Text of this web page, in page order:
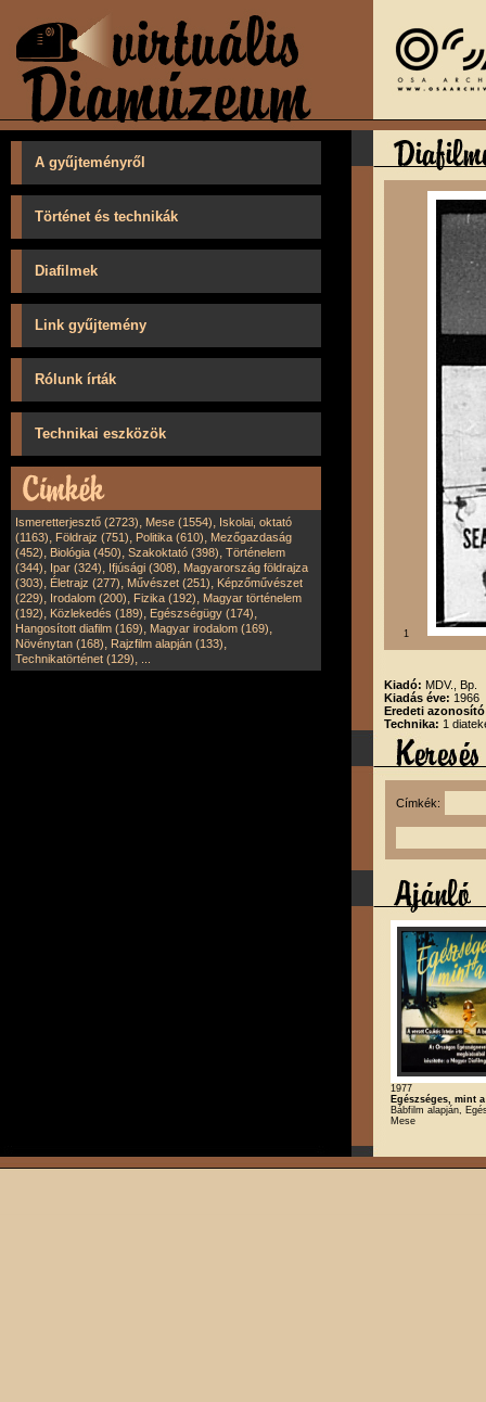
A gyűjteményről
Történet és technikák
Diafilmek
Link gyűjtemény
Rólunk írták
Technikai eszközök
Ismeretterjesztő (2723), Mese (1554), Iskolai, oktató
(1163), Földrajz (751), Politika (610), Mezőgazdaság
(452), Biológia (450), Szakoktató (398), Történelem
(344), Ipar (324), Ifjúsági (308), Magyarország földrajza
(303), Életrajz (277), Művészet (251), Képzőművészet
(229), Irodalom (200), Fizika (192), Magyar történelem
(192), Közlekedés (189), Egészségügy (174),
Hangosított diafilm (169), Magyar irodalom (169),
Növénytan (168), Rajzfilm alapján (133),
Technikatörténet (129),
1
Kiadó: MDV., Bp.
Kiadás éve: 1966
Eredeti
Technika: 1
Címkék:
1977
Egészséges, mint
Bábfilm alapján,
Mese